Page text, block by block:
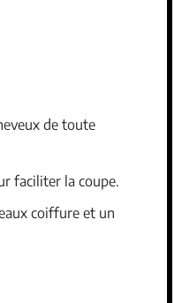
de toute
faciliter la coupe.
coiffure et un